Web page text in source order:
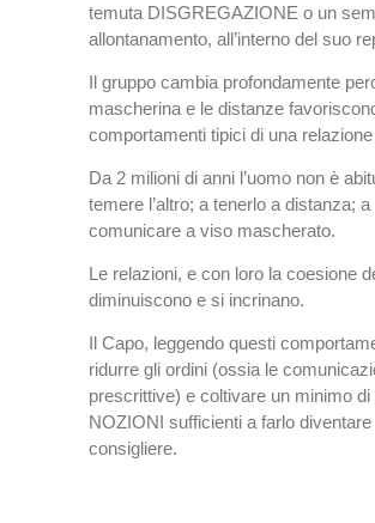
temuta DISGREGAZIONE o un
allontanamento, all’interno del suo
Il gruppo cambia profondamente
mascherina e le distanze
comportamenti tipici di una
Da 2 milioni di anni l’uomo non è
temere l’altro; a tenerlo a distanza; a
comunicare a viso mascherato.
Le relazioni, e con loro la coesione
diminuiscono e si incrinano.
Il Capo, leggendo questi
ridurre gli ordini (ossia le
prescrittive) e coltivare un minimo di
NOZIONI sufficienti a farlo diventare
consigliere.